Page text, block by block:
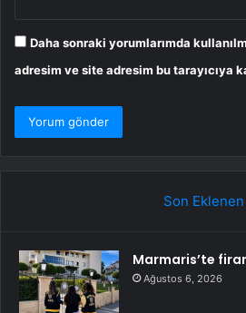
Daha sonraki yorumlarımda
adresim ve site adresim bu tarayıcıya
Son Eklenen
Marmaris’te
Ağustos 6, 2026